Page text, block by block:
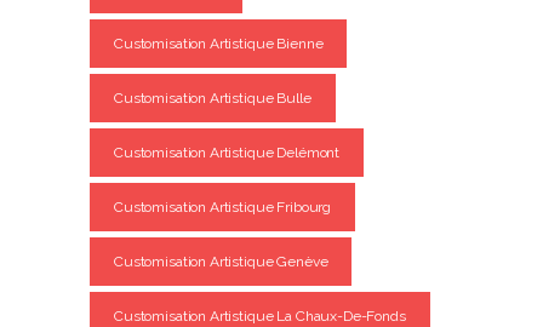
Customisation Artistique Bienne
Customisation Artistique Bulle
Customisation Artistique Delémont
Customisation Artistique Fribourg
Customisation Artistique Genève
Customisation Artistique La Chaux-De-Fonds